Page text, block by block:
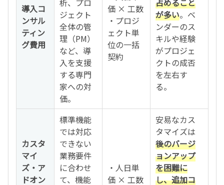
導入コ
ンサル
ティン
グ費用
ジェクト
全体の管
理（PM）
など、導
入を支援
する専門
家への対
価。
価 × 工数
・プロジ
ェクト単
位の一括
契約
が多い。ベ
ンダーのス
キルや経験
がプロジェ
クトの成否
を左右す
る。
カスタ
マイ
ズ・ア
ドオン
標準機能
では対応
できない
業務要件
に合わせ
て、機能
・人日単
価 × 工数
安易なカス
タマイズは
後のバージ
ョンアップ
を困難に
し、追加コ